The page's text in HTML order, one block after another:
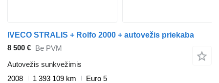
IVECO STRALIS + Rolfo 2000 + autovežis priekaba
8 500 € Be PVM
Autovežis sunkvežimis
2008
1 393 109 km
Euro 5